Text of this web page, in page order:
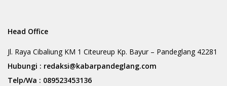
Head Office
Jl. Raya Cibaliung KM 1 Citeureup Kp. Bayur – Pandeglang 42281
Hubungi : redaksi@kabarpandeglang.com
Telp/Wa : 089523453136